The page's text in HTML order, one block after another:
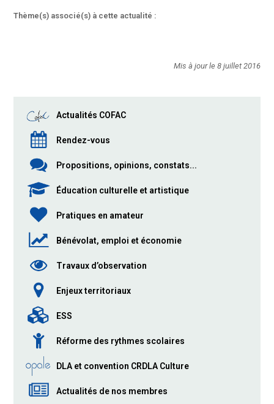
Thème(s) associé(s) à cette actualité :
Mis à jour le 8 juillet 2016
Actualités COFAC
Rendez-vous
Propositions, opinions, constats...
Éducation culturelle et artistique
Pratiques en amateur
Bénévolat, emploi et économie
Travaux d’observation
Enjeux territoriaux
ESS
Réforme des rythmes scolaires
DLA et convention CRDLA Culture
Actualités de nos membres